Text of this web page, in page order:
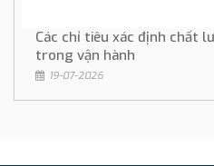
Các chỉ tiêu xác định chất
trong vận hành
19-07-2026